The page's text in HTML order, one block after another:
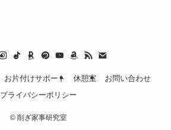
お片付けサポート 休憩室
お問い合わせ
プライバシーポリシー
© 削ぎ家事研究室